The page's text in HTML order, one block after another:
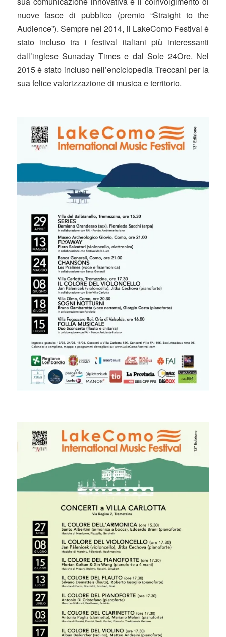
nuove fasce di pubblico (premio “Straight to the
Audience”). Sempre nel 2014, il LakeComo Festival è
stato incluso tra i festival italiani più interessanti
dall’inglese Sunaday Times e dal Sole 24Ore. Nel
2015 è stato incluso nell’enciclopedia Treccani per la
sua felice valorizzazione di musica e territorio.